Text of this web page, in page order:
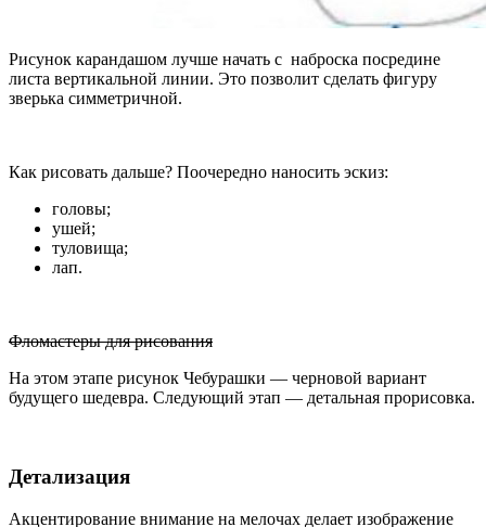
Рисунок карандашом лучше начать с наброска посредине
листа вертикальной линии. Это позволит сделать фигуру
зверька симметричной.
Как рисовать дальше? Поочередно наносить эскиз:
головы;
ушей;
туловища;
лап.
Фломастеры для рисования
На этом этапе рисунок Чебурашки — черновой вариант
будущего шедевра. Следующий этап — детальная прорисовка.
Детализация
Акцентирование внимание на мелочах делает изображение